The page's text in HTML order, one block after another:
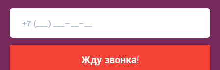
Жду звонка!